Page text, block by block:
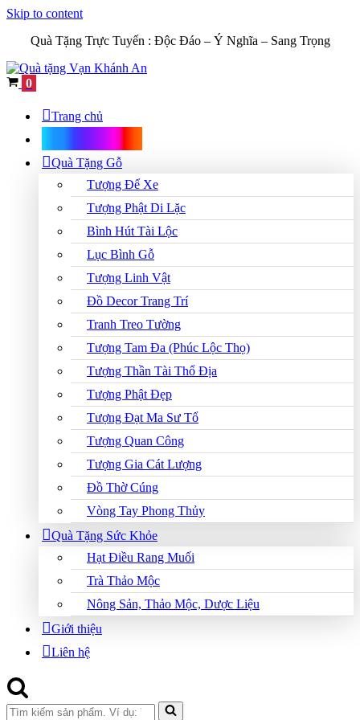
Skip to content
Quà Tặng Trực Tuyến : Độc Đáo – Ý Nghĩa – Sang Trọng
Cart
0
Trang chủ
Quà Tặng Gỗ
Tượng Để Xe
Tượng Phật Di Lặc
Bình Hút Tài Lộc
Lục Bình Gỗ
Tượng Linh Vật
Đồ Decor Trang Trí
Tranh Treo Tường
Tượng Tam Đa (Phúc Lộc Thọ)
Tượng Thần Tài Thổ Địa
Tượng Phật Đẹp
Tượng Đạt Ma Sư Tổ
Tượng Quan Công
Tượng Gia Cát Lượng
Đồ Thờ Cúng
Vòng Tay Phong Thủy
Quà Tặng Sức Khỏe
Hạt Điều Rang Muối
Trà Thảo Mộc
Nông Sản, Thảo Mộc, Dược Liệu
Giới thiệu
Liên hệ
Search